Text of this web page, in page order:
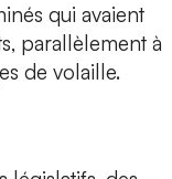
qui avaient
parallèlement à
de volaille.